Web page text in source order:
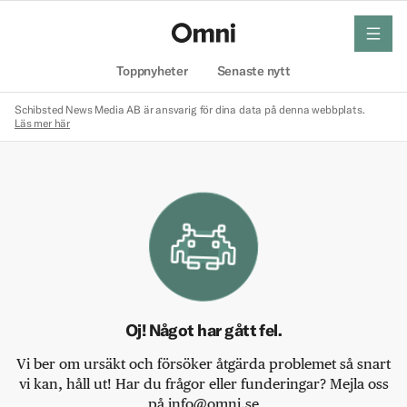
Toppnyheter Senaste nytt
meny
Schibsted News Media AB är ansvarig för dina data på denna webbplats.
Läs mer här
Oj! Något har gått fel.
Vi ber om ursäkt och försöker åtgärda problemet så snart
vi kan, håll ut! Har du frågor eller funderingar? Mejla oss